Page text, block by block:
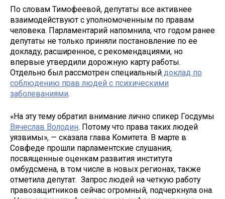
По словам Тимофеевой, депутаты все активнее
взаимодействуют с уполномоченным по правам
человека. Парламентарий напомнила, что годом ранее
депутаты не только приняли постановление по ее
докладу, расширенное, с рекомендациями, но
впервые утвердили дорожную карту работы.
Отдельно был рассмотрен специальный доклад по
соблюдению прав людей с психическими
заболеваниями.
«На эту тему обратил внимание лично спикер Госдумы
Вячеслав Володин. Потому что права таких людей
уязвимы», — сказала глава Комитета. В марте в
Совфеде прошли парламентские слушания,
посвященные оценкам развития института
омбудсмена, в том числе в новых регионах, также
отметила депутат. Запрос людей на четкую работу
правозащитников сейчас огромный, подчеркнула она.